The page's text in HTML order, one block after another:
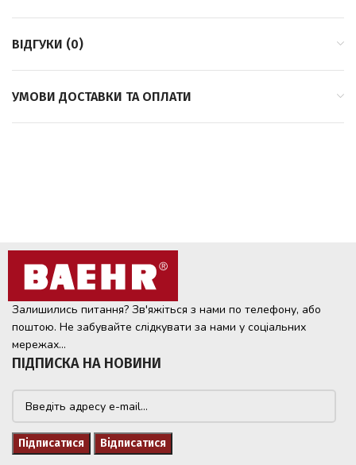
ВІДГУКИ (0)
УМОВИ ДОСТАВКИ ТА ОПЛАТИ
Залишились питання? Зв'яжіться з нами по телефону, або
поштою. Не забувайте слідкувати за нами у соціальних
мережах...
ПІДПИСКА НА НОВИНИ